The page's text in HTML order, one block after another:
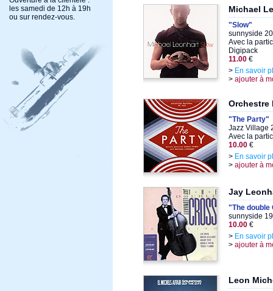
les samedi de 12h à 19h
ou sur rendez-vous.
Michael
"Slow"
sunnyside
Avec la
Digipack
11.00 €
> En savoir
> ajouter à
Orchestre
"The Party"
Jazz Village
Avec la
10.00 €
> En savoir
> ajouter à
Jay
"The double
sunnyside
10.00 €
> En savoir
> ajouter à
Leon